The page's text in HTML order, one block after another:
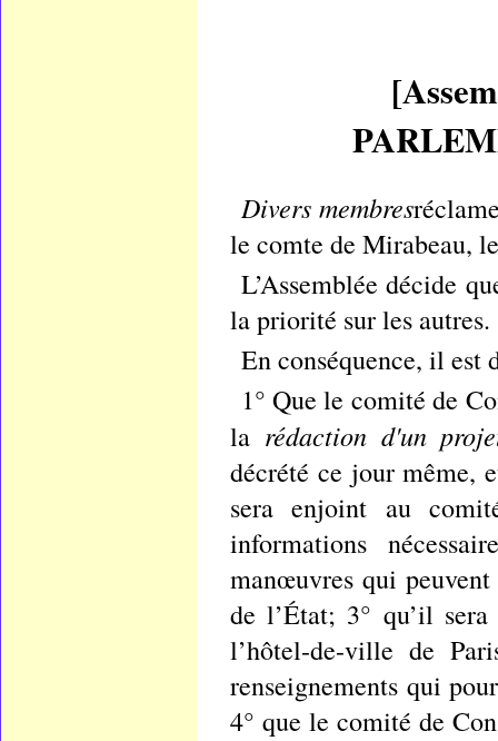
Divers membres
le comte de Mirabeau,
L’Assemblée décide
la priorité sur les autres.
En conséquence, il est
1° Que le comité de
la rédaction d'un
décrété ce jour même,
sera enjoint au
informations
manœuvres qui
de l’État; 3° qu’il
l’hôtel-de-ville de
renseignements qui
4° que le comité de